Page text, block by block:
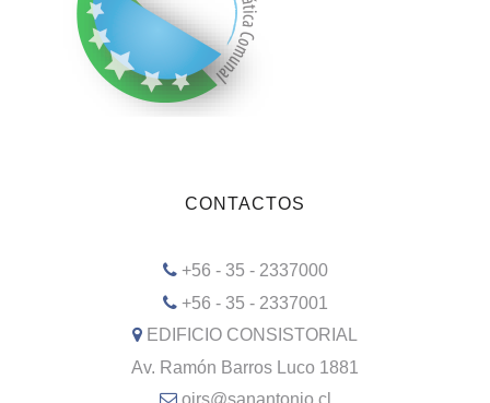
CONTACTOS
+56 - 35 - 2337000
+56 - 35 - 2337001
EDIFICIO CONSISTORIAL
Av. Ramón Barros Luco 1881